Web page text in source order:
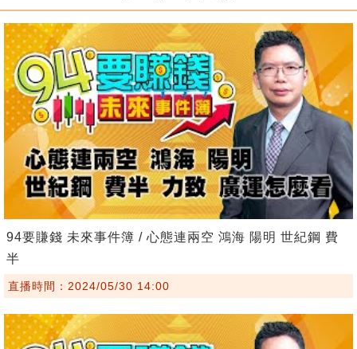
94要賺錢 未來事件簿 / 心態連兩空 鴻海 陽明 世紀鋼 費
半
直播時間：2024/05/30 14:00